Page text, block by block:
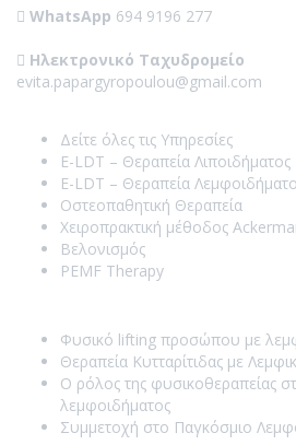
WhatsApp 694 9196 277
Ηλεκτρονικό Ταχυδρομείο
evita.papargyropoulou@gmail.com
Δείτε όλες τις Υπηρεσίες
E-LDT – Θεραπεία Λιποιδήματος
E-LDT – Θεραπεία
Οστεοπαθητική Θεραπεία
Χειροπρακτική μέθοδος
Βελονισμός
PEMF Therapy
Φυσικό lifting προσώπου με
Θεραπεία Κυτταρίτιδας με
Ο ρόλος της φυσικοθεραπείας
λεμφοιδήματος
Συμμετοχή στο Παγκόσμιο